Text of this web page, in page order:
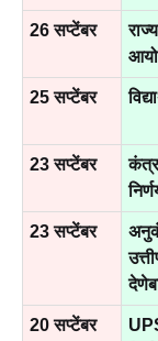
26 सप्टेंबर
25 सप्टेंबर
23 सप्टेंबर
23 सप्टेंबर
20 सप्टेंबर